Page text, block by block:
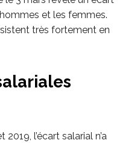
et les femmes.
très fortement en
2019, l’écart salarial n’a